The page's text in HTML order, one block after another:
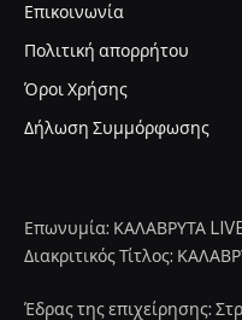
Επικοινωνία
Πολιτική απορρήτου
Όροι Χρήσης
Δήλωση Συμμόρφωσης
Επωνυμία: ΚΑΛΑΒΡΥΤΑ
Διακριτικός Τίτλος:
Έδρας της επιχείρησης: